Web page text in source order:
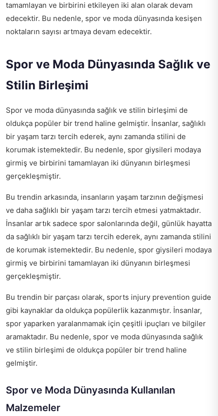
tamamlayan ve birbirini etkileyen iki alan olarak devam
edecektir. Bu nedenle, spor ve moda dünyasında kesişen
noktaların sayısı artmaya devam edecektir.
Spor ve Moda Dünyasında Sağlık ve
Stilin Birleşimi
Spor ve moda dünyasında sağlık ve stilin birleşimi de
oldukça popüler bir trend haline gelmiştir. İnsanlar, sağlıklı
bir yaşam tarzı tercih ederek, aynı zamanda stilini de
korumak istemektedir. Bu nedenle, spor giysileri modaya
girmiş ve birbirini tamamlayan iki dünyanın birleşmesi
gerçekleşmiştir.
Bu trendin arkasında, insanların yaşam tarzının değişmesi
ve daha sağlıklı bir yaşam tarzı tercih etmesi yatmaktadır.
İnsanlar artık sadece spor salonlarında değil, günlük hayatta
da sağlıklı bir yaşam tarzı tercih ederek, aynı zamanda stilini
de korumak istemektedir. Bu nedenle, spor giysileri modaya
girmiş ve birbirini tamamlayan iki dünyanın birleşmesi
gerçekleşmiştir.
Bu trendin bir parçası olarak, sports injury prevention guide
gibi kaynaklar da oldukça popülerlik kazanmıştır. İnsanlar,
spor yaparken yaralanmamak için çeşitli ipuçları ve bilgiler
aramaktadır. Bu nedenle, spor ve moda dünyasında sağlık
ve stilin birleşimi de oldukça popüler bir trend haline
gelmiştir.
Spor ve Moda Dünyasında Kullanılan
Malzemeler